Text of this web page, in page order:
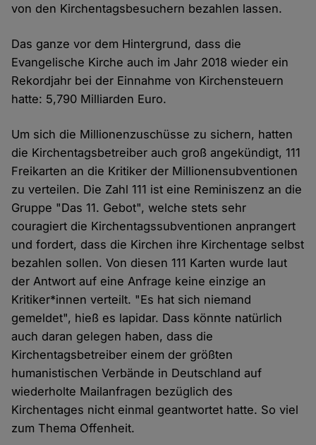
von den Kirchentagsbesuchern bezahlen lassen.
Das ganze vor dem Hintergrund, dass die
Evangelische Kirche auch im Jahr 2018 wieder ein
Rekordjahr bei der Einnahme von Kirchensteuern
hatte: 5,790 Milliarden Euro.
Um sich die Millionenzuschüsse zu sichern, hatten
die Kirchentagsbetreiber auch groß angekündigt, 111
Freikarten an die Kritiker der Millionensubventionen
zu verteilen. Die Zahl 111 ist eine Reminiszenz an die
Gruppe "Das 11. Gebot", welche stets sehr
couragiert die Kirchentagssubventionen anprangert
und fordert, dass die Kirchen ihre Kirchentage selbst
bezahlen sollen. Von diesen 111 Karten wurde laut
der Antwort auf eine Anfrage keine einzige an
Kritiker*innen verteilt. "Es hat sich niemand
gemeldet", hieß es lapidar. Dass könnte natürlich
auch daran gelegen haben, dass die
Kirchentagsbetreiber einem der größten
humanistischen Verbände in Deutschland auf
wiederholte Mailanfragen bezüglich des
Kirchentages nicht einmal geantwortet hatte. So viel
zum Thema Offenheit.